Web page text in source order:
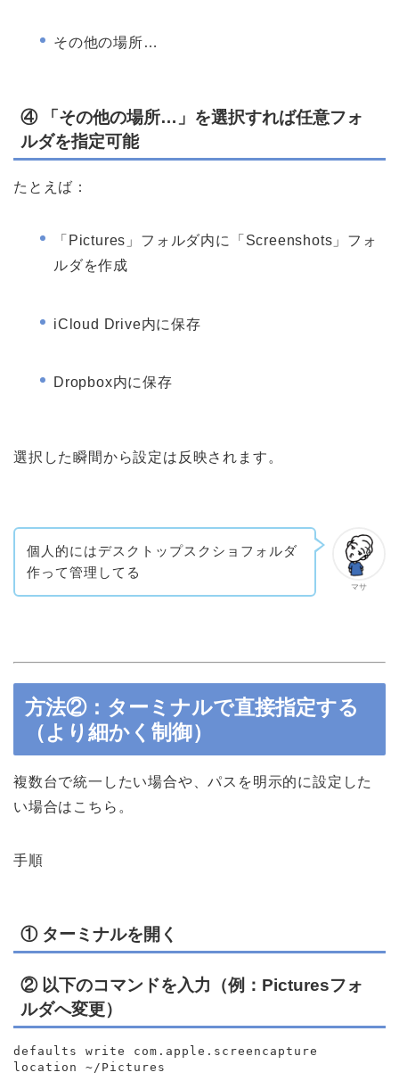
その他の場所…
④ 「その他の場所…」を選択すれば任意フォ
ルダを指定可能
たとえば：
「Pictures」フォルダ内に「Screenshots」フォ
ルダを作成
iCloud Drive内に保存
Dropbox内に保存
選択した瞬間から設定は反映されます。
マサ
個人的にはデスクトップスクショフォルダ
作って管理してる
方法②：ターミナルで直接指定する
（より細かく制御）
複数台で統一したい場合や、パスを明示的に設定した
い場合はこちら。
手順
① ターミナルを開く
② 以下のコマンドを入力（例：Picturesフォ
ルダへ変更）
defaults write com.apple.screencapture
location ~/Pictures